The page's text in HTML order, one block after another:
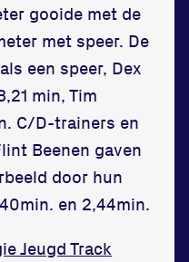
gooide met de
met speer. De
een speer, Dex
min, Tim
C/D-trainers en
Beenen gaven
door hun
en 2,44min.
Jeugd Track